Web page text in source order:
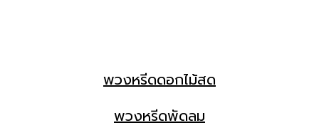
พวงหรีดดอกไม้สด
พวงหรีดพัดลม